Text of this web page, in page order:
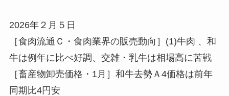
2026年２月５日
［食肉流通Ｃ・食肉業界の販売動向］(1)牛肉 、和
牛は例年に比べ好調、交雑・乳牛は相場高に苦戦
［畜産物卸売価格・1月］和牛去勢Ａ4価格は前年
同期比4円安